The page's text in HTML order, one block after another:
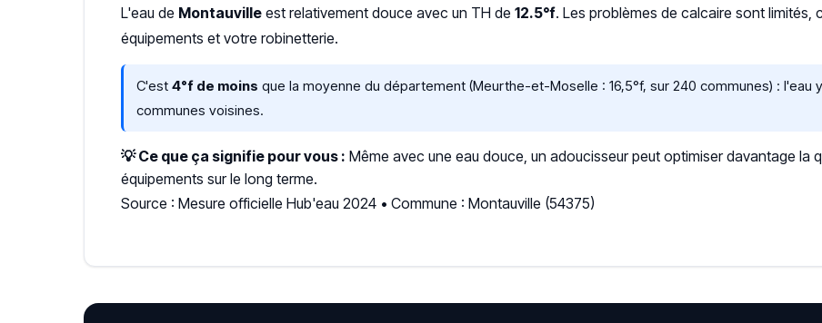
L'eau de Montauville est relativement douce avec un TH de 12.5°f. Les problèmes de calcaire sont limités,
équipements et votre robinetterie.
C'est 4°f de moins que la moyenne du département (Meurthe-et-Moselle : 16,5°f, sur 240 communes) : l'eau
communes voisines.
💡 Ce que ça signifie pour vous : Même avec une eau douce, un adoucisseur peut optimiser davantage la
équipements sur le long terme.
Source : Mesure officielle Hub'eau 2024 • Commune : Montauville (54375)